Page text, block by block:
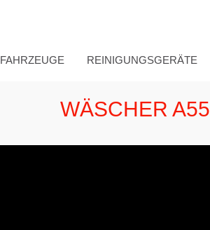
FAHRZEUGE REINIGUNGSGERÄTE
WÄSCHER A55